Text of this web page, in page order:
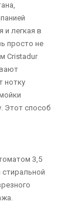
и легкая в
просто не
Cristadur
нотку
Этот способ
3,5